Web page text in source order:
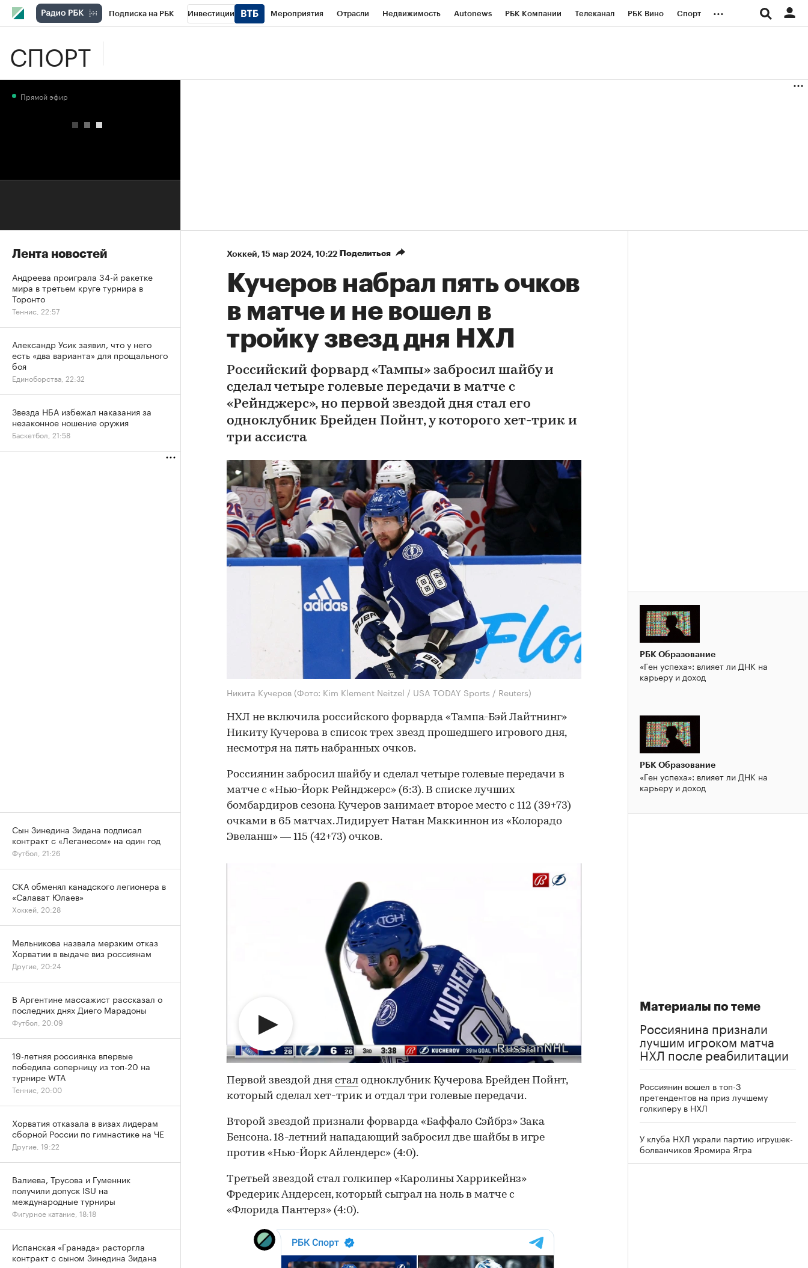
Подписка на РБК Инвестиции Мероприятия Отрасли Недвижимость Autonews РБК Компании Телеканал РБК Вино Спорт ...
СПОРТ
Хоккей⁠, 15 мар 2024, 10:22 Поделиться
Кучеров набрал пять очков
в матче и не вошел в
тройку звезд дня НХЛ
Российский форвард «Тампы» забросил шайбу и
сделал четыре голевые передачи в матче с
«Рейнджерс», но первой звездой дня стал его
одноклубник Брейден Пойнт, у которого хет-трик и
три ассиста
Никита Кучеров (Фото: Kim Klement Neitzel / USA TODAY Sports / Reuters)
НХЛ не включила российского форварда «Тампа-Бэй Лайтнинг»
Никиту Кучерова в список трех звезд прошедшего игрового дня,
несмотря на пять набранных очков.
Россиянин забросил шайбу и сделал четыре голевые передачи в
матче с «Нью-Йорк Рейнджерс» (6:3). В списке лучших
бомбардиров сезона Кучеров занимает второе место с 112 (39+73)
очками в 65 матчах. Лидирует Натан Маккиннон из «Колорадо
Эвеланш» — 115 (42+73) очков.
Первой звездой дня стал одноклубник Кучерова Брейден Пойнт,
который сделал хет-трик и отдал три голевые передачи.
Второй звездой признали форварда «Баффало Сэйбрз» Зака
Бенсона. 18-летний нападающий забросил две шайбы в игре
против «Нью-Йорк Айлендерс» (4:0).
Третьей звездой стал голкипер «Каролины Харрикейнз»
Фредерик Андерсен, который сыграл на ноль в матче c
«Флорида Пантерз» (4:0).
РБК Образование
«Ген успеха»: влияет ли ДНК на
карьеру и доход
РБК Образование
«Ген успеха»: влияет ли ДНК на
карьеру и доход
Материалы по теме
Россиянина признали
лучшим игроком матча
НХЛ после реабилитации
Россиянин вошел в топ-3
претендентов на приз лучшему
голкиперу в НХЛ
У клуба НХЛ украли партию игрушек-
болванчиков Яромира Ягра
Прямой эфир
Лента новостей
Андреева проиграла 34-й ракетке
мира в третьем круге турнира в
Торонто
Теннис, 22:57
Александр Усик заявил, что у него
есть «два варианта» для прощального
боя
Единоборства, 22:32
Звезда НБА избежал наказания за
незаконное ношение оружия
Баскетбол, 21:58
Сын Зинедина Зидана подписал
контракт с «Леганесом» на один год
Футбол, 21:26
СКА обменял канадского легионера в
«Салават Юлаев»
Хоккей, 20:28
Мельникова назвала мерзким отказ
Хорватии в выдаче виз россиянам
Другие, 20:24
В Аргентине массажист рассказал о
последних днях Диего Марадоны
Футбол, 20:09
19-летняя россиянка впервые
победила соперницу из топ-20 на
турнире WTA
Теннис, 20:00
Хорватия отказала в визах лидерам
сборной России по гимнастике на ЧЕ
Другие, 19:22
Валиева, Трусова и Гуменник
получили допуск ISU на
международные турниры
Фигурное катание, 18:18
Испанская «Гранада» расторгла
контракт с сыном Зинедина Зидана